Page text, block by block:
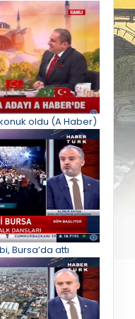
oldu (A Haber)
Bursa’da attı